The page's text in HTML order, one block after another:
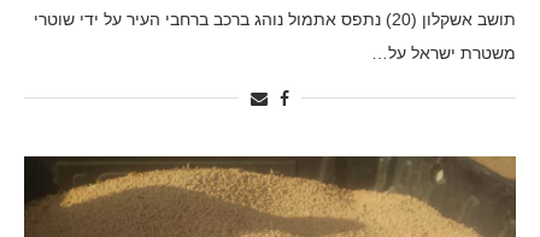
תושב אשקלון (20) נתפס אתמול נוהג ברכב ברחבי העיר על ידי שוטרי
משטרת ישראל על…